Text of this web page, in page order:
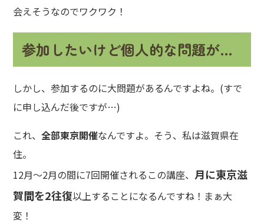
会えそうなのでワクワク！
参加したいけど個人的な問題が…
しかし、参加するのに大問題があるんですよね。(すで
に申し込んだ後ですが…)
これ、全部東京開催なんですよ。そう、私は滋賀県在
住。
12月～2月の間に7回開催されるこの講座、 月に東京滋
賀間を2往復以上することになるんですね！まぁ大
変！